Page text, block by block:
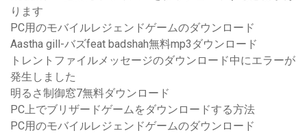
ります
PC用のモバイルレジェンドゲームのダウンロード
Aastha gill-バズfeat badshah無料mp3ダウンロード
トレントファイルメッセージのダウンロード中にエラーが
発生しました
明るさ制御窓7無料ダウンロード
PC上でブリザードゲームをダウンロードする方法
PC用のモバイルレジェンドゲームのダウンロード